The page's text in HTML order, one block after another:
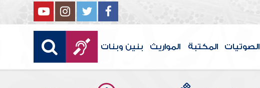
الصوتيات المكتبة المواريث بنين وبنات